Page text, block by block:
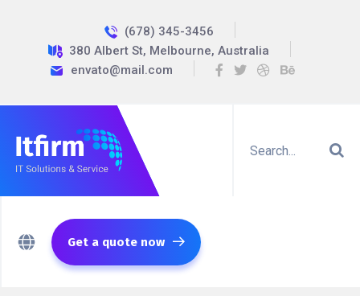
(678) 345-3456
380 Albert St, Melbourne, Australia
envato@mail.com
Get a quote now